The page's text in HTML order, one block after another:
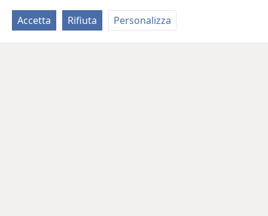
Accetta Rifiuta Personalizza